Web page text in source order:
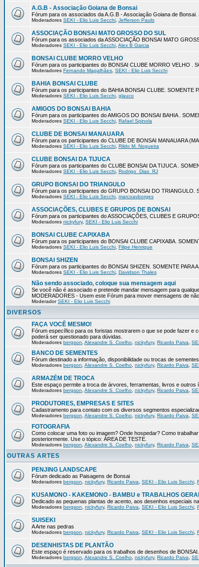
A.G.B - Associação Goiana de Bonsai
Fórum para os associados da A.G.B - Associação Goiana de Bonsai.
Moderadores SEKI - Elio Luis Secchi Jefferson Paulo
ASSOCIAÇÃO BONSAI MATO GROSSO DO SUL
Fórum para os associados da ASSOCIAÇÃO BONSAI MATO
Moderadores SEKI - Elio Luis Secchi Alex B Garcia
BONSAI CLUBE MORRO VELHO
Fórum para os participantes do BONSAI CLUBE MORRO VELHO .
Moderadores Fernando Magalhães SEKI - Elio Luis Secchi
BAHIA BONSAI CLUBE
Fórum para os participantes do BAHIA BONSAI CLUBE. SOMENTE
Moderadores SEKI - Elio Luis Secchi glauco
AMIGOS DO BONSAI BAHIA
Fórum para os participantes do AMIGOS DO BONSAI BAHIA .
Moderadores SEKI - Elio Luis Secchi Rafael Spinola
CLUBE DE BONSAI MANAUARA
Fórum para os participantes do CLUBE DE BONSAI MANAUARA
Moderadores SEKI - Elio Luis Secchi Rildo M. Nogueira
CLUBE BONSAI DA TIJUCA
Fórum para os participantes do CLUBE BONSAI DA TIJUCA .
Moderadores SEKI - Elio Luis Secchi Rodrigo_Dias_RJ
GRUPO BONSAI DO TRIANGULO
Fórum para os participantes do GRUPO BONSAI DO TRIANGULO.
Moderadores SEKI - Elio Luis Secchi marcoavborges
ASSOCIAÇÕES, CLUBES E GRUPOS DE BONSAI
Fórum para os participantes do ASSOCIAÇÕES, CLUBES E
Moderadores nickyfury, SEKI - Elio Luis Secchi
BONSAI CLUBE CAPIXABA
Fórum para os participantes do BONSAI CLUBE CAPIXABA.
Moderadores SEKI - Elio Luis Secchi Filipe Henrique
BONSAI SHIZEN
Fórum para os participantes do BONSAI SHIZEN. SOMENTE PARA
Moderadores SEKI - Elio Luis Secchi Davidson Thales
Não sendo associado, coloque sua mensagem aqui
Se você não é associado e pretende mandar mensagem para
MODERADORES - Usem este Fórum para mover mensagens de
ModeradorSEKI - Elio Luis Secchi
DIVERSOS
FAÇA VOCÊ MESMO!
Fórum específico para os foristas mostrarem o que se pode fazer e
poderá ser questionado para dúvidas.
Moderadores bergson Alexandre S. Coelho nickyfury, Ricardo Paiva
BANCO DE SEMENTES
Fórum destinado a informação, disponibilidade ou trocas de sementes.
Moderadores bergson Alexandre S. Coelho nickyfury, Ricardo Paiva
ARMAZÉM DE TROCA
Este espaço permite a troca de árvores, ferramentas, livros e
Moderadores bergson Alexandre S. Coelho nickyfury, Ricardo Paiva
PRODUTORES, EMPRESAS E SITES
Cadastramento para contato com os diversos segmentos
Moderadores bergson Alexandre S. Coelho nickyfury, Ricardo Paiva
FOTOGRAFIA
Como colocar uma foto ou imagem? Onde hospedar? Como
posteriormente. Use o tópico: ÁREA DE TESTE.
Moderadores bergson Alexandre S. Coelho nickyfury, Ricardo Paiva
OUTRAS ARTES
PENJING LANDSCAPE
Fórum dedicado as Paisagens de Bonsai
Moderadores bergson nickyfury, Ricardo Paiva SEKI - Elio Luis Secchi
KUSAMONO - KAKEMONO - BAMBU e TRABALHOS
Dedicado as pequenas plantas de acento, aos desenhos especiais
Moderadores bergson nickyfury, Ricardo Paiva SEKI - Elio Luis Secchi
SUISEKI
A Arte nas pedras
Moderadores bergson nickyfury, Ricardo Paiva SEKI - Elio Luis Secchi
DESENHISTAS DE PLANTÃO
Este espaço é reservado para os trabalhos de desenhos de
Moderadores bergson Alexandre S. Coelho nickyfury, Ricardo Paiva